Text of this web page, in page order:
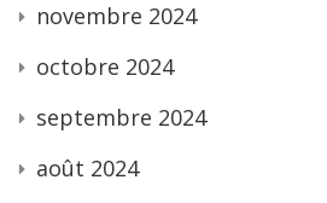
novembre 2024
octobre 2024
septembre 2024
août 2024